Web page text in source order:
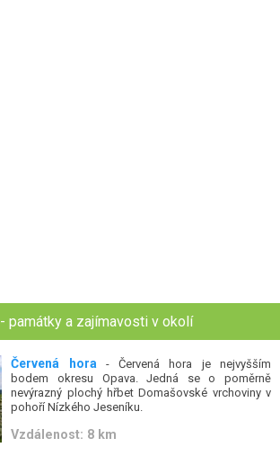
památky a zajímavosti v okolí
Červená hora- Červená hora je nejvyšším
bodem okresu Opava. Jedná se o poměrně
nevýrazný plochý hřbet Domašovské vrchoviny v
pohoří Nízkého Jeseníku.
Vzdálenost: 8 km